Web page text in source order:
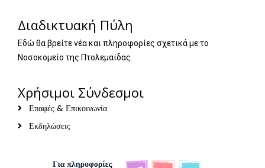
Διαδικτυακή Πύλη
Εδώ θα βρείτε νέα και πληροφορίες σχετικά με το
Νοσοκομείο της Πτολεμαίδας.
Χρήσιμοι Σύνδεσμοι
Επαφές & Επικοινωνία
Εκδηλώσεις